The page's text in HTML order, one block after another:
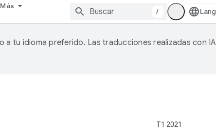
Más
/
tu idioma preferido. Las traducciones realizadas con IA